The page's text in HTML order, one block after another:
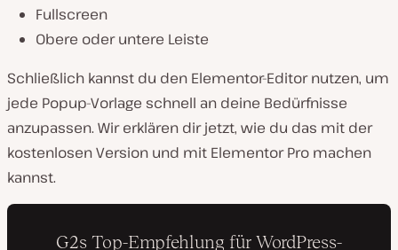
Fullscreen
Obere oder untere Leiste
Schließlich kannst du den Elementor-Editor nutzen, um
jede Popup-Vorlage schnell an deine Bedürfnisse
anzupassen. Wir erklären dir jetzt, wie du das mit der
kostenlosen Version und mit Elementor Pro machen
kannst.